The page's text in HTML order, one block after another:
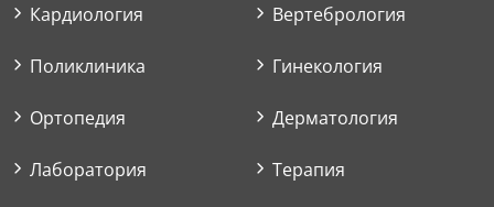
Кардиология
Поликлиника
Ортопедия
Лаборатория
Вертебрология
Гинекология
Дерматология
Терапия